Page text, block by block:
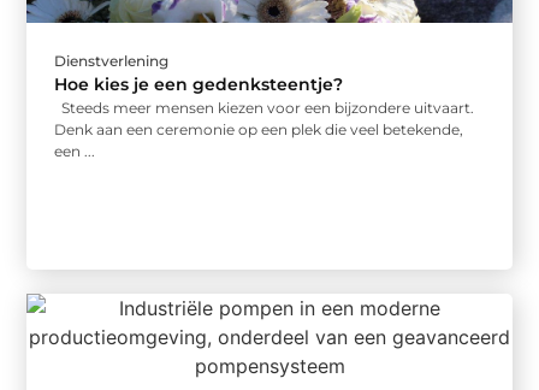
Dienstverlening
Hoe kies je een gedenksteentje?
Steeds meer mensen kiezen voor een bijzondere uitvaart.
Denk aan een ceremonie op een plek die veel betekende,
een ...